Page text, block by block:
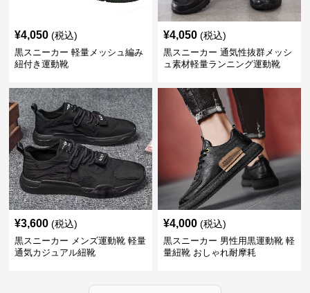
¥4,050 (税込)
黒スニーカー 軽量メッシュ編み
紐付き運動靴
¥4,050 (税込)
黒スニーカー 通気性抜群メッシ
ュ素材軽量ランニング運動靴
¥3,600 (税込)
黒スニーカー メンズ運動靴 軽量
通気カジュアル紐靴
¥4,000 (税込)
黒スニーカー 男性用黒運動靴 軽
量紐靴 おしゃれ耐摩耗